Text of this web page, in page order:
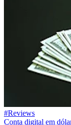
#Reviews
Conta digital em